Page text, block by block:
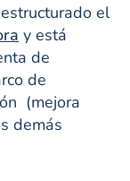
el
y está
de
de
(mejora
demás